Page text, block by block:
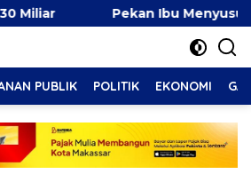
Pekan Ibu Menyusui Dunia
PUBLIK POLITIK EKONOMI